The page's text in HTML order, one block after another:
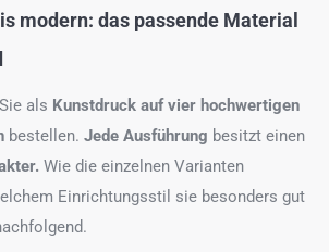
modern: das passende Material
als Kunstdruck auf vier hochwertigen
bestellen. Jede Ausführung besitzt einen
Wie die einzelnen Varianten
Einrichtungsstil sie besonders gut